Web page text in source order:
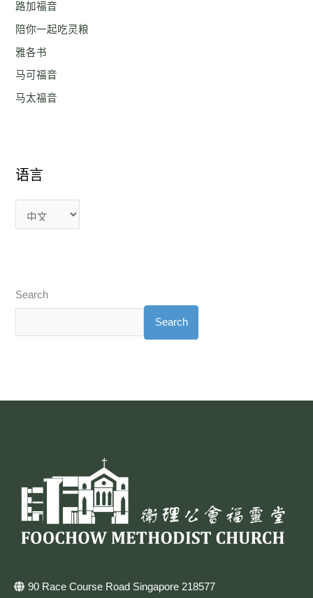
路加福音
陪你一起吃灵粮
雅各书
马可福音
马太福音
语言
Search
Search
90 Race Course Road Singapore 218577